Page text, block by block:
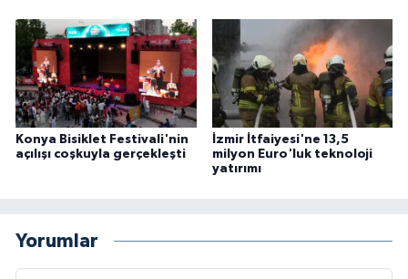
Konya Bisiklet Festivali'nin
açılışı coşkuyla gerçekleşti
İzmir İtfaiyesi'ne 13,5
milyon Euro'luk teknoloji
yatırımı
Yorumlar